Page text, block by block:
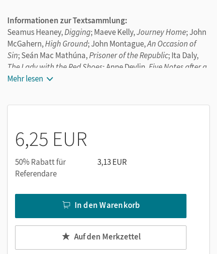
Informationen zur Textsammlung:
Seamus Heaney,Digging; Maeve Kelly,Journey Home; John
McGahern,High Ground; John Montague,An Occasion of
Sin; Seán Mac Mathúna,Prisoner of the Republic; Ita Daly,
The Lady with the Red Shoes; Anne Devlin, Five Notes after a
Visit.
Mehr lesen
6,25 EUR
50% Rabatt für
Referendare
3,13 EUR
In den Warenkorb
Auf den Merkzettel